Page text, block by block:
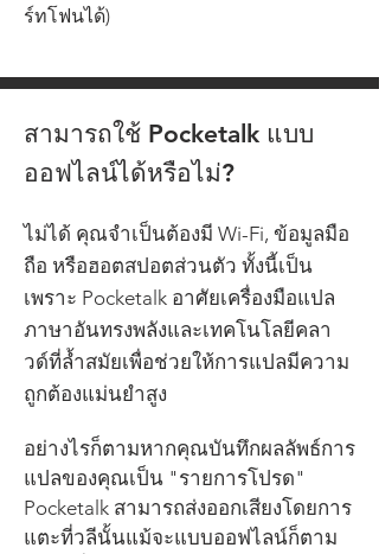
ร์ทโฟนได้)
สามารถใช้ Pocketalk แบบ
ออฟไลน์ได้หรือไม่?
ไม่ได้ คุณจำเป็นต้องมี Wi-Fi, ข้อมูลมือ
ถือ หรือฮอตสปอตส่วนตัว ทั้งนี้เป็น
เพราะ Pocketalk อาศัยเครื่องมือแปล
ภาษาอันทรงพลังและเทคโนโลยีคลา
วด์ที่ล้ำสมัยเพื่อช่วยให้การแปลมีความ
ถูกต้องแม่นยำสูง
อย่างไรก็ตามหากคุณบันทึกผลลัพธ์การ
แปลของคุณเป็น "รายการโปรด"
Pocketalk สามารถส่งออกเสียงโดยการ
แตะที่วลีนั้นแม้จะแบบออฟไลน์ก็ตาม